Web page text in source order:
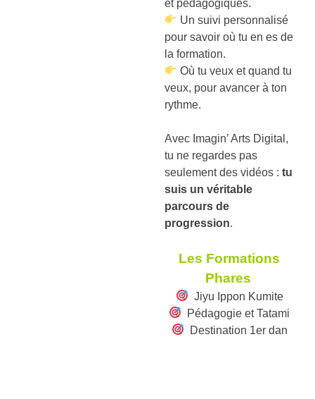
et pédagogiques.
Un suivi personnalisé
pour savoir où tu en es de
la formation.
Où tu veux et quand tu
veux, pour avancer à ton
rythme.
Avec Imagin’ Arts Digital,
tu ne regardes pas
seulement des vidéos : tu
suis un véritable
parcours de
progression.
Les Formations
Phares
Jiyu Ippon Kumite
Pédagogie et Tatami
Destination 1er dan